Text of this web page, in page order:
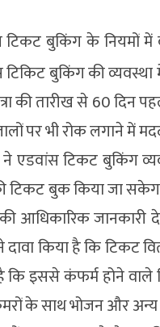
टिकट बुकिंग के नियमों
बुकिंग की
की तारीख से 60
पर भी रोक लगाने में
एडवांस टिकट बुकिंग
की टिकट बुक किया जा
आधिकारिक जानकारी
दावा किया है कि
कि इससे कंफर्म होने
के साथ भोजन और अन्य